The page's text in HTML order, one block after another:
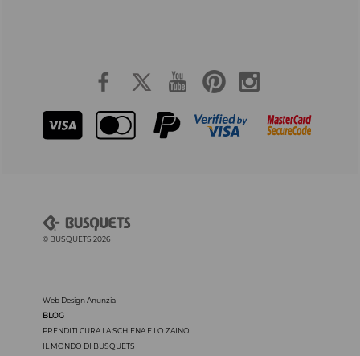
© BUSQUETS 2026
Web Design Anunzia
BLOG
PRENDITI CURA LA SCHIENA E LO ZAINO
IL MONDO DI BUSQUETS